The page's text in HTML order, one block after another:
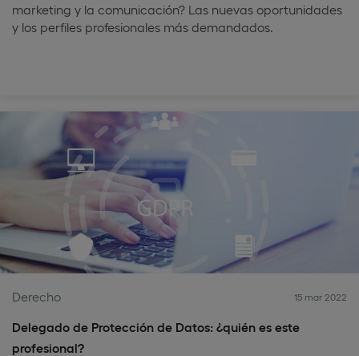
marketing y la comunicación? Las nuevas oportunidades
y los perfiles profesionales más demandados.
Derecho 15 mar 2022
Delegado de Protección de Datos: ¿quién es este
profesional?